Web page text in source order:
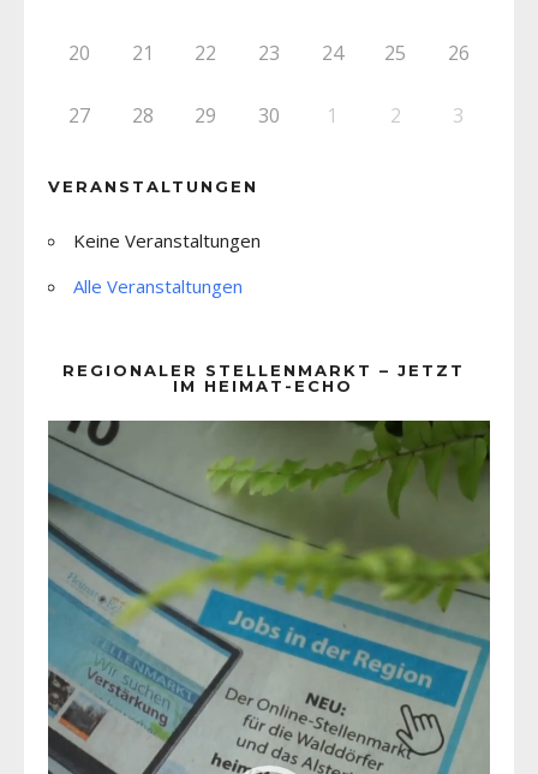
20 21 22 23 24 25 26
27 28 29 30 1 2 3
VERANSTALTUNGEN
Keine Veranstaltungen
Alle Veranstaltungen
REGIONALER STELLENMARKT – JETZT
IM HEIMAT-ECHO
Player